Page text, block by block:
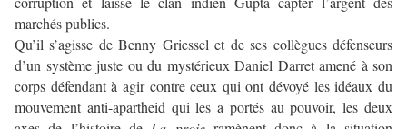
marchés publics.
Qu’il s’agisse de Benny Griessel et de ses collègues défenseurs
d’un système juste ou du mystérieux Daniel Darret amené à son
corps défendant à agir contre ceux qui ont dévoyé les idéaux du
mouvement anti-apartheid qui les a portés au pouvoir, les deux